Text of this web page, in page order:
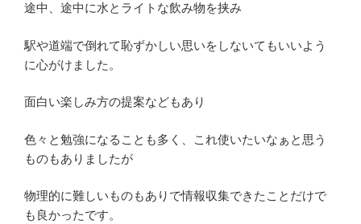
途中、途中に水とライトな飲み物を挟み
駅や道端で倒れて恥ずかしい思いをしないてもいいよう
に心がけました。
面白い楽しみ方の提案などもあり
色々と勉強になることも多く、これ使いたいなぁと思う
ものもありましたが
物理的に難しいものもありで情報収集できたことだけで
も良かったです。